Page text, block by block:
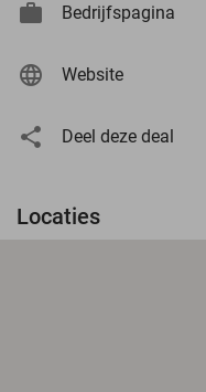
Bedrijfspagina
Website
Deel deze deal
Locaties